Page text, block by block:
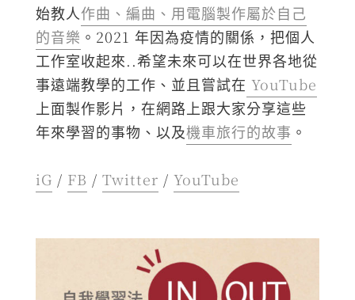
始教人作曲、編曲、用電腦製作屬於自己
的音樂 。2021 年因為疫情的關係，把個人
工作室收起來..希望未來可以在世界各地從
事遠端教學的工作、並且嘗試在 YouTube
上面製作影片，在網路上跟大家分享這些
年來學習的事物、以及機車旅行的故事 。
iG / FB / Twitter / YouTube